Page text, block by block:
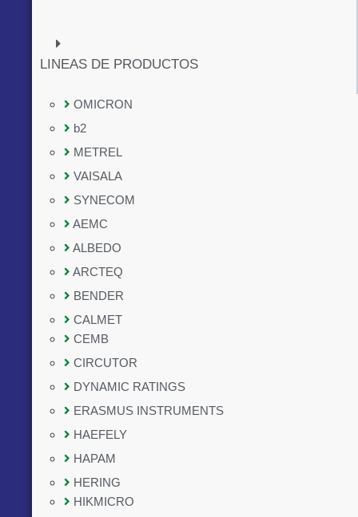
LINEAS DE PRODUCTOS
OMICRON
b2
METREL
VAISALA
SYNECOM
AEMC
ALBEDO
ARCTEQ
BENDER
CALMET
CEMB
CIRCUTOR
DYNAMIC RATINGS
ERASMUS INSTRUMENTS
HAEFELY
HAPAM
HERING
HIKMICRO